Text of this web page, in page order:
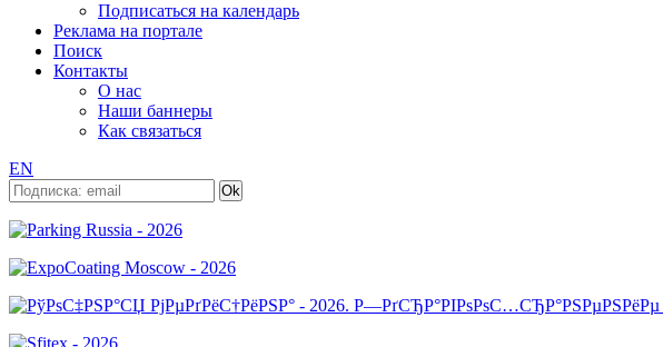
Подписаться на календарь
Реклама на портале
Поиск
Контакты
О нас
Наши баннеры
Как связаться
EN